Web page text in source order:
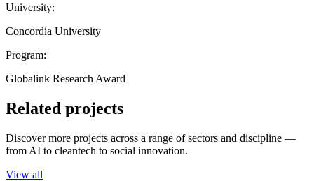
University:
Concordia University
Program:
Globalink Research Award
Related projects
Discover more projects across a range of sectors and discipline —
from AI to cleantech to social innovation.
View all